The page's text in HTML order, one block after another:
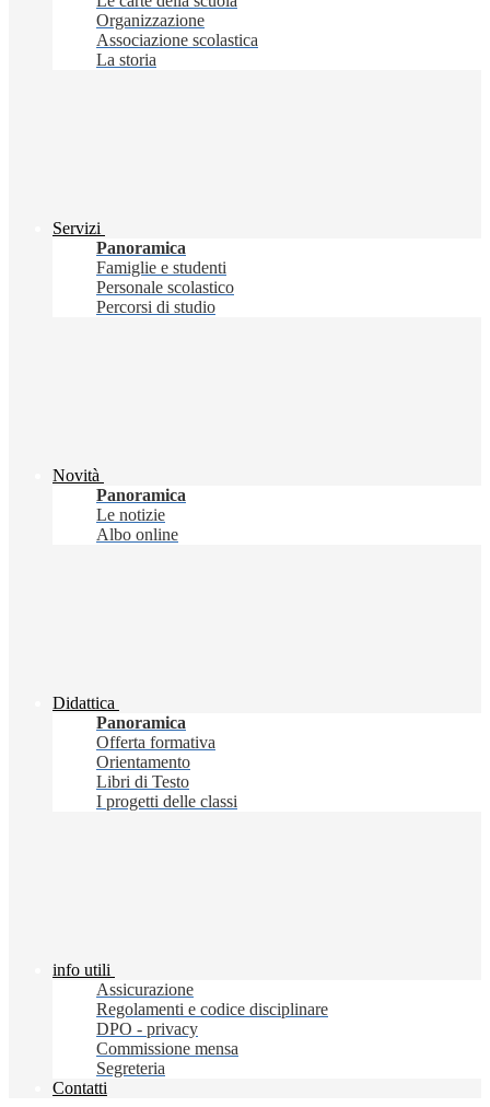
Organizzazione
Associazione scolastica
La storia
Servizi
Panoramica
Famiglie e studenti
Personale scolastico
Percorsi di studio
Novità
Panoramica
Le notizie
Albo online
Didattica
Panoramica
Offerta formativa
Orientamento
Libri di Testo
I progetti delle classi
info utili
Assicurazione
Regolamenti e codice disciplinare
DPO - privacy
Commissione mensa
Segreteria
Contatti